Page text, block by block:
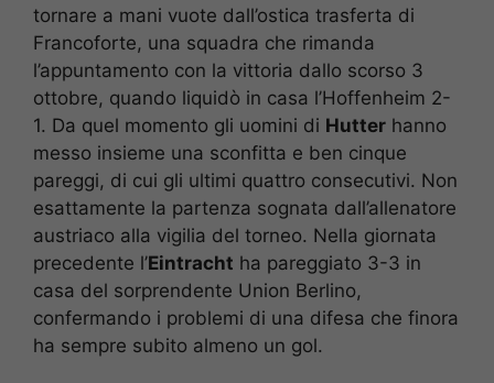
tornare a mani vuote dall’ostica trasferta di
Francoforte, una squadra che rimanda
l’appuntamento con la vittoria dallo scorso 3
ottobre, quando liquidò in casa l’Hoffenheim 2-
1. Da quel momento gli uomini di Hutter hanno
messo insieme una sconfitta e ben cinque
pareggi, di cui gli ultimi quattro consecutivi. Non
esattamente la partenza sognata dall’allenatore
austriaco alla vigilia del torneo. Nella giornata
precedente l’Eintracht ha pareggiato 3-3 in
casa del sorprendente Union Berlino,
confermando i problemi di una difesa che finora
ha sempre subito almeno un gol.